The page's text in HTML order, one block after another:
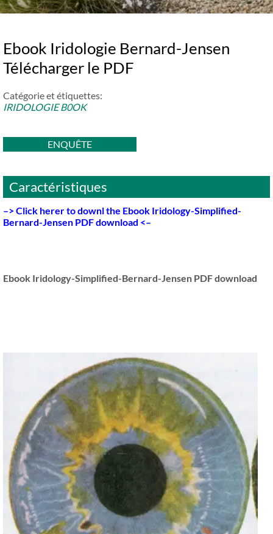
Ebook Iridologie Bernard-Jensen
Télécharger le PDF
Catégorie et étiquettes:
IRIDOLOGIE B0OK
ENQUÊTE
Caractéristiques
–>Click herer to downl the Ebook Iridology-Simplified-
Bernard-Jensen PDF download <–
Ebook Iridology-Simplified-Bernard-Jensen PDF download